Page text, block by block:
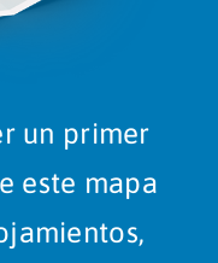
un primer
este mapa